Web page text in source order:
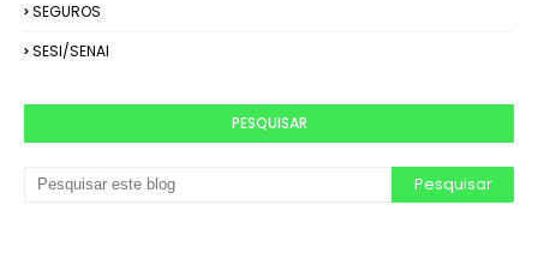
SEGUROS
SESI/SENAI
PESQUISAR